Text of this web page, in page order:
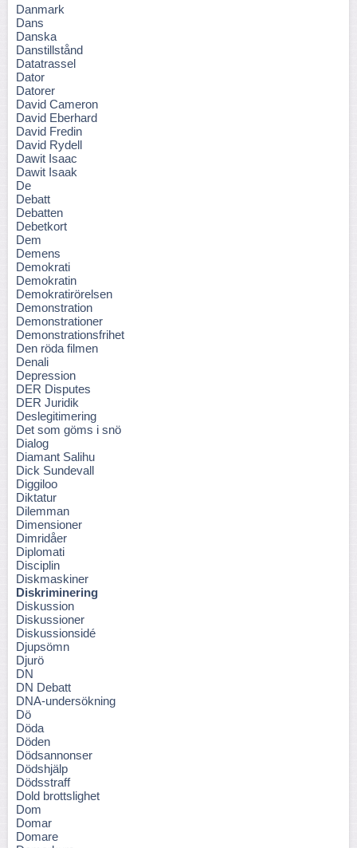
Danmark
Dans
Danska
Danstillstånd
Datatrassel
Dator
Datorer
David Cameron
David Eberhard
David Fredin
David Rydell
Dawit Isaac
Dawit Isaak
De
Debatt
Debatten
Debetkort
Dem
Demens
Demokrati
Demokratin
Demokratirörelsen
Demonstration
Demonstrationer
Demonstrationsfrihet
Den röda filmen
Denali
Depression
DER Disputes
DER Juridik
Deslegitimering
Det som göms i snö
Dialog
Diamant Salihu
Dick Sundevall
Diggiloo
Diktatur
Dilemman
Dimensioner
Dimridåer
Diplomati
Disciplin
Diskmaskiner
Diskriminering
Diskussion
Diskussioner
Diskussionsidé
Djupsömn
Djurö
DN
DN Debatt
DNA-undersökning
Dö
Döda
Döden
Dödsannonser
Dödshjälp
Dödsstraff
Dold brottslighet
Dom
Domar
Domare